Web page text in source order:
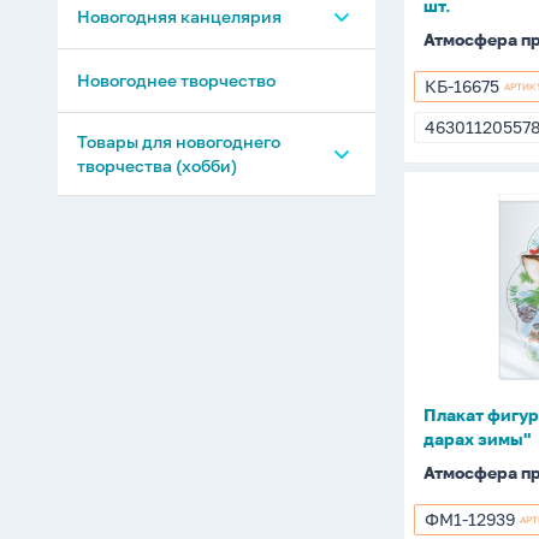
Новогодняя канцелярия
Письменные
принадлежности
Бумажно-беловые товары
Новогоднее творчество
Товары для новогоднего
творчества (хобби)
3
фигуры
по
2
шт.
Атмосфера
КБ-16675
КБ-16675
"Олененок
Плакат
дарах зимы"
Атмосфера
ФМ1-
ФМ1-12939